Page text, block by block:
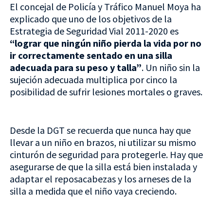
El concejal de Policía y Tráfico Manuel Moya ha
explicado que uno de los objetivos de la
Estrategia de Seguridad Vial 2011-2020 es
“lograr que ningún niño pierda la vida por no
ir correctamente sentado en una silla
adecuada para su peso y talla”. Un niño sin la
sujeción adecuada multiplica por cinco la
posibilidad de sufrir lesiones mortales o graves.
Desde la DGT se recuerda que nunca hay que
llevar a un niño en brazos, ni utilizar su mismo
cinturón de seguridad para protegerle. Hay que
asegurarse de que la silla está bien instalada y
adaptar el reposacabezas y los arneses de la
silla a medida que el niño vaya creciendo.